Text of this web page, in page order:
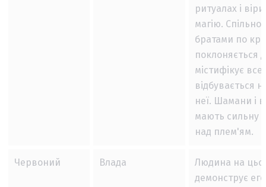
ритуалах і
магію. Спільно
братами по
поклоняється
містифікує
відбувається
неї. Шамани і
мають сильну
над плем'ям.
Червоний Влада
Людина на
демонструє